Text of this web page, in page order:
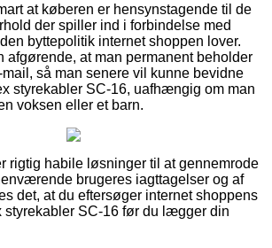
at køberen er hensynstagende til de
der spiller ind i forbindelse med
byttepolitik internet shoppen lover.
afgørende, at man permanent beholder
så man senere vil kunne bevidne
styrekabler SC-16, uafhængig om man
voksen eller et barn.
rigtig habile løsninger til at gennemrode
brugeres iagttagelser og af
det, at du eftersøger internet shoppens
styrekabler SC-16 før du lægger din